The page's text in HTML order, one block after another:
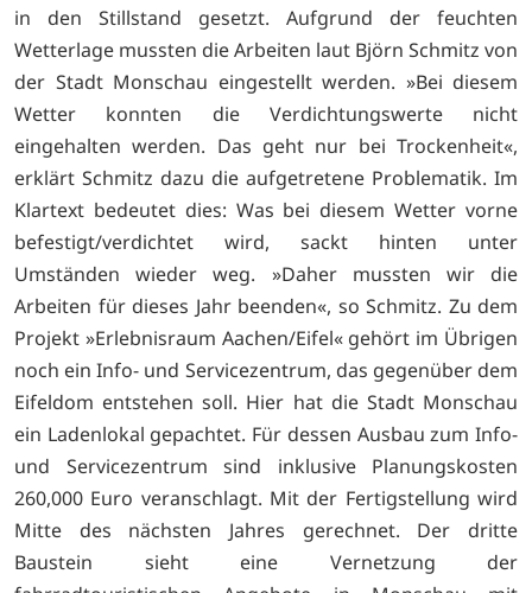
in den Stillstand gesetzt. Aufgrund der feuchten
Wetterlage mussten die Arbeiten laut Björn Schmitz von
der Stadt Monschau eingestellt werden. »Bei diesem
Wetter konnten die Verdichtungswerte nicht
eingehalten werden. Das geht nur bei Trockenheit«,
erklärt Schmitz dazu die aufgetretene Problematik. Im
Klartext bedeutet dies: Was bei diesem Wetter vorne
befestigt/verdichtet wird, sackt hinten unter
Umständen wieder weg. »Daher mussten wir die
Arbeiten für dieses Jahr beenden«, so Schmitz. Zu dem
Projekt »Erlebnisraum Aachen/Eifel« gehört im Übrigen
noch ein Info- und Servicezentrum, das gegenüber dem
Eifeldom entstehen soll. Hier hat die Stadt Monschau
ein Ladenlokal gepachtet. Für dessen Ausbau zum Info-
und Servicezentrum sind inklusive Planungskosten
260,000 Euro veranschlagt. Mit der Fertigstellung wird
Mitte des nächsten Jahres gerechnet. Der dritte
Baustein sieht eine Vernetzung der